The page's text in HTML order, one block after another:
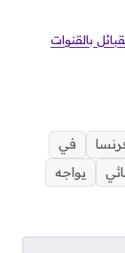
بالقنوات
في
يواجه